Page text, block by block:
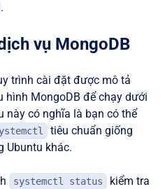
.
vụ MongoDB
trình cài đặt được mô tả
hình MongoDB để chạy dưới
này có nghĩa là bạn có thể
tiêu chuẩn giống
Ubuntu khác.
systemctl status
kiểm tra